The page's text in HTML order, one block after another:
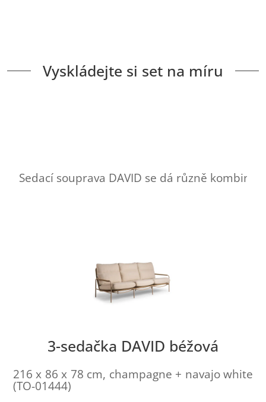
Vyskládejte si set na míru
Sedací souprava DAVID se dá různě
3-sedačka DAVID béžová
216 x 86 x 78 cm, champagne + navajo white
(TO-01444)